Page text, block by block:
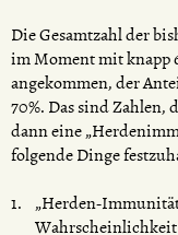
Die Gesamtzahl der
im Moment mit knapp
angekommen, der
70%. Das sind Zahlen,
dann eine
folgende Dinge
„Herden-